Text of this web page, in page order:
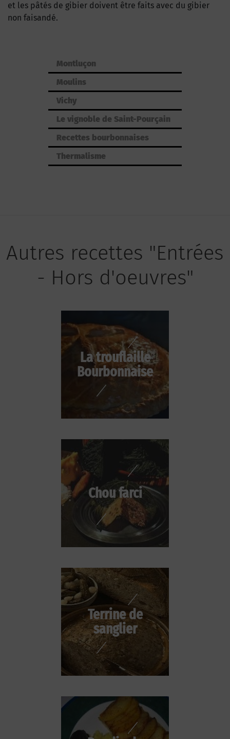
et les pâtés de gibier doivent être faits avec du gibier
non faisandé.
Montluçon
Moulins
Vichy
Le vignoble de Saint-Pourçain
Recettes bourbonnaises
Thermalisme
Autres recettes "Entrées
- Hors d'oeuvres"
La trouflaille
Bourbonnaise
Chou farci
Terrine de
sanglier